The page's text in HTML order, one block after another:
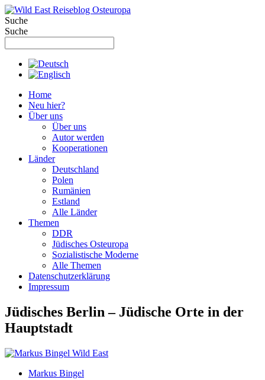
Zum
Inhalt
springen
Suche
Suche
Home
Neu hier?
Über uns
Über uns
Autor werden
Kooperationen
Länder
Deutschland
Polen
Rumänien
Estland
Alle Länder
Themen
DDR
Jüdisches Osteuropa
Sozialistische Moderne
Alle Themen
Datenschutzerklärung
Impressum
Jüdisches Berlin – Jüdische Orte in der
Hauptstadt
Markus Bingel